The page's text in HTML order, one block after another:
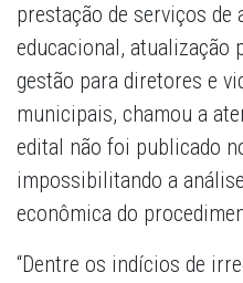
prestação de serviços de
educacional, atualização
gestão para diretores e
municipais, chamou a
edital não foi publicado
impossibilitando a
econômica do
“Dentre os indícios de